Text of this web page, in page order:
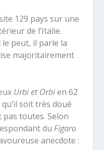
129 pays sur une
de l’Italie.
le peut, il parle la
majoritairement
Urbi et Orbien 62
soit très doué
toutes. Selon
duFigaro
anecdote :